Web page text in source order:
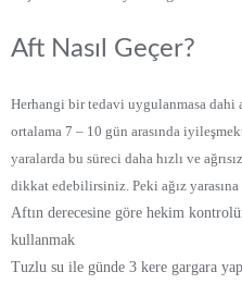
Aft Nasıl Geçer?
Herhangi bir tedavi uygulanmasa dahi
ortalama 7 – 10 gün arasında
yaralarda bu süreci daha hızlı ve
dikkat edebilirsiniz. Peki ağız
Aftın derecesine göre hekim
kullanmak
Tuzlu su ile günde 3 kere gargara